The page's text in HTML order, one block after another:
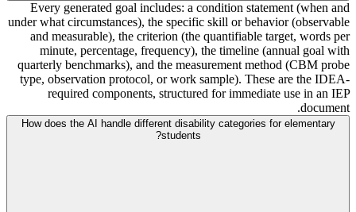
Every generated goal includes: a condition statement (when and
under what circumstances), the specific skill or behavior (observable
and measurable), the criterion (the quantifiable target, words per
minute, percentage, frequency), the timeline (annual goal with
quarterly benchmarks), and the measurement method (CBM probe
type, observation protocol, or work sample). These are the IDEA-
required components, structured for immediate use in an IEP
document.
How does the AI handle different disability categories for elementary
students?